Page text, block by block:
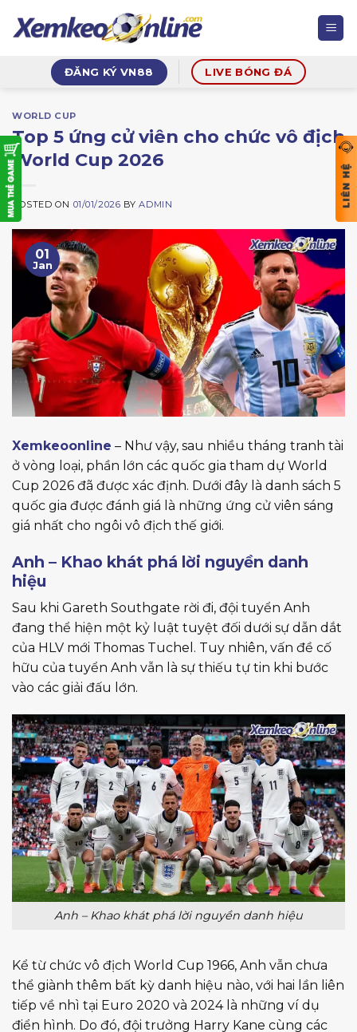
ĐĂNG KÝ VN88 LIVE BÓNG ĐÁ
WORLD CUP
Top 5 ứng cử viên cho chức vô địch
World Cup 2026
POSTED ON 01/01/2026 BYADMIN
01
Jan
Xemkeoonline – Như vậy, sau nhiều tháng tranh tài
ở vòng loại, phần lớn các quốc gia tham dự World
Cup 2026 đã được xác định. Dưới đây là danh sách 5
quốc gia được đánh giá là những ứng cử viên sáng
giá nhất cho ngôi vô địch thế giới.
Anh – Khao khát phá lời nguyền danh
hiệu
Sau khi Gareth Southgate rời đi, đội tuyển Anh
đang thể hiện một kỷ luật tuyệt đối dưới sự dẫn dắt
của HLV mới Thomas Tuchel. Tuy nhiên, vấn đề cố
hữu của tuyển Anh vẫn là sự thiếu tự tin khi bước
vào các giải đấu lớn.
Anh – Khao khát phá lời nguyền danh hiệu
Kể từ chức vô địch World Cup 1966, Anh vẫn chưa
thể giành thêm bất kỳ danh hiệu nào, với hai lần liên
tiếp về nhì tại Euro 2020 và 2024 là những ví dụ
điển hình. Do đó, đội trưởng Harry Kane cùng các